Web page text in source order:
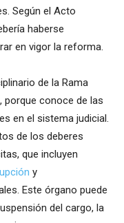
Según el Acto
haberse
en vigor la reforma.
de la Rama
porque conoce de las
en el sistema judicial.
de los deberes
que incluyen
y
Este órgano puede
del cargo, la